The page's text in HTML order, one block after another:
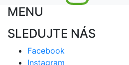
MENU
SLEDUJTE NÁS
Facebook
Instagram